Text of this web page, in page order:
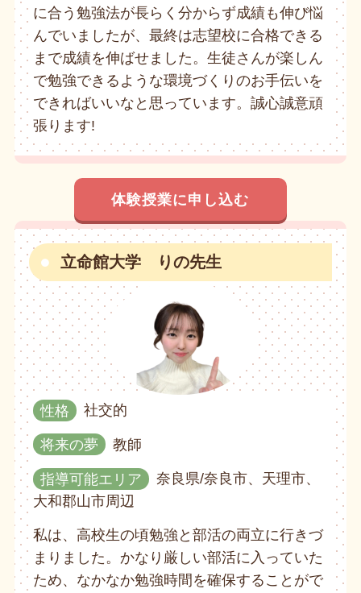
に合う勉強法が長らく分からず成績も伸び悩
んでいましたが、最終は志望校に合格できる
まで成績を伸ばせました。生徒さんが楽しん
で勉強できるような環境づくりのお手伝いを
できればいいなと思っています。誠心誠意頑
張ります!
体験授業に申し込む
立命館大学 りの先生
性格 社交的
将来の夢 教師
指導可能エリア
奈良県/奈良市、天理市、
大和郡山市周辺
私は、高校生の頃勉強と部活の両立に行きづ
まりました。かなり厳しい部活に入っていた
ため、なかなか勉強時間を確保することがで